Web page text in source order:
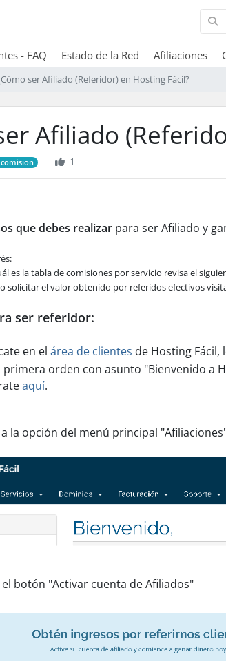
- FAQ Estado de la Red Afiliaciones
ser Afiliado (Referidor) en Hosting Fácil?
Afiliado
1
que debes realizar para ser Afiliado y
es la tabla de comisiones por servicio revisa el
solicitar el valor obtenido por referidos efectivos
ser referidor:
en el área de clientes de Hosting Fácil,
orden con asunto "Bienvenido a
aquí.
la opción del menú principal
el botón "Activar cuenta de Afiliados"